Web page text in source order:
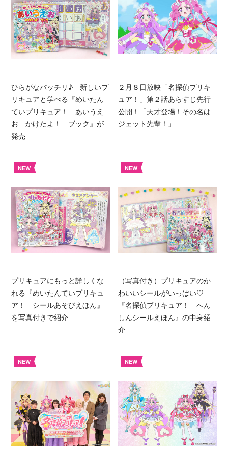
ひらがなバッチリ♪ 新しいプ
リキュアと学べる『めいたん
ていプリキュア！ あいうえ
お かけたよ！ ブック』が
発売
２月８日放映「名探偵プリキ
ュア！」第２話あらすじ先行
公開！「天才登場！その名は
ジェット先輩！」
NEW
プリキュアにもっと詳しくな
れる『めいたんていプリキュ
ア！ シールあそびえほん』
を写真付きで紹介
NEW
（写真付き）プリキュアのか
わいいシールがいっぱい♡
『名探偵プリキュア！ へん
しんシールえほん』の中身紹
介
NEW NEW